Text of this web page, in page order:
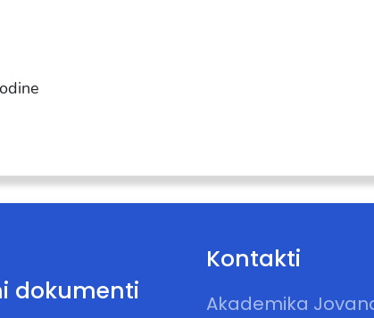
dokumenti
Kontakti
Akademika